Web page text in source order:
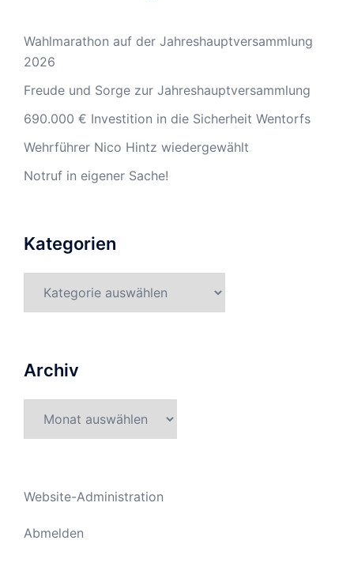
Wahlmarathon auf der Jahreshauptversammlung
2026
Freude und Sorge zur Jahreshauptversammlung
690.000 € Investition in die Sicherheit Wentorfs
Wehrführer Nico Hintz wiedergewählt
Notruf in eigener Sache!
Kategorien
Archiv
Website-Administration
Abmelden